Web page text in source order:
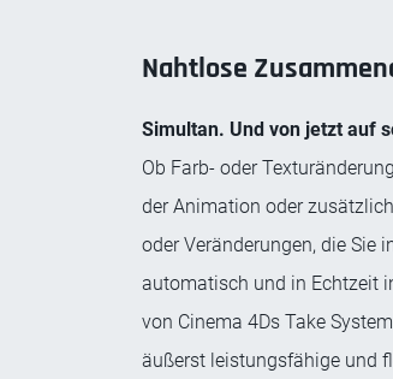
Nahtlose
Simultan. Und von jetzt auf
Ob Farb- oder
der Animation oder
oder Veränderungen, die Sie
automatisch und in Echtzeit
von Cinema 4Ds Take
äußerst leistungsfähige und